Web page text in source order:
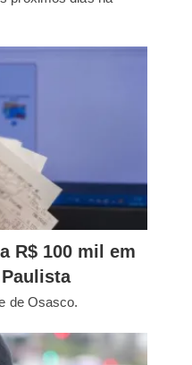
R$ 100 mil em
de Osasco.